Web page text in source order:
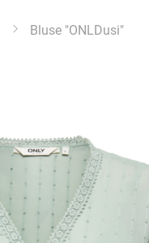
Bluse "ONLDusi"